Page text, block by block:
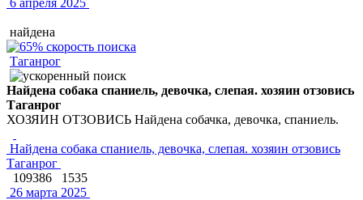
найдена
Таганрог
Найдена собака спаниель, девочка, слепая. хозяин отзовись
Таганрог
ХОЗЯИН ОТЗОВИСЬ Найдена собачка, девочка, спаниель.
Найдена собака спаниель, девочка, слепая. хозяин отзовись
Таганрог
109386
1535
26 марта 2025